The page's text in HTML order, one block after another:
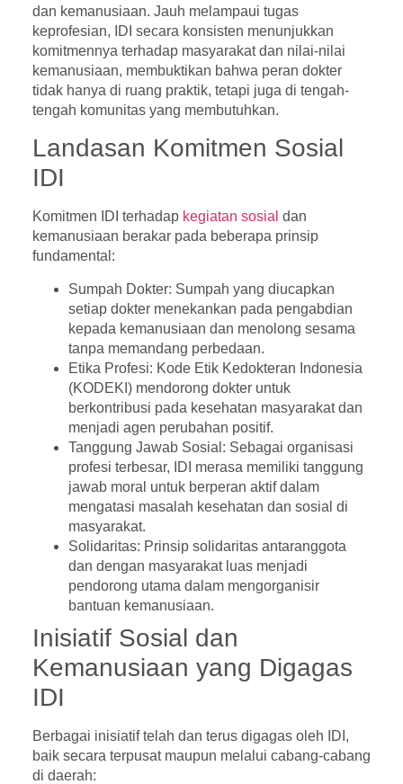
dan kemanusiaan. Jauh melampaui tugas
keprofesian, IDI secara konsisten menunjukkan
komitmennya terhadap masyarakat dan nilai-nilai
kemanusiaan, membuktikan bahwa peran dokter
tidak hanya di ruang praktik, tetapi juga di tengah-
tengah komunitas yang membutuhkan.
Landasan Komitmen Sosial
IDI
Komitmen IDI terhadap kegiatan sosial dan
kemanusiaan berakar pada beberapa prinsip
fundamental:
Sumpah Dokter: Sumpah yang diucapkan
setiap dokter menekankan pada pengabdian
kepada kemanusiaan dan menolong sesama
tanpa memandang perbedaan.
Etika Profesi: Kode Etik Kedokteran Indonesia
(KODEKI) mendorong dokter untuk
berkontribusi pada kesehatan masyarakat dan
menjadi agen perubahan positif.
Tanggung Jawab Sosial : Sebagai organisasi
profesi terbesar, IDI merasa memiliki tanggung
jawab moral untuk berperan aktif dalam
mengatasi masalah kesehatan dan sosial di
masyarakat.
Solidaritas: Prinsip solidaritas antaranggota
dan dengan masyarakat luas menjadi
pendorong utama dalam mengorganisir
bantuan kemanusiaan.
Inisiatif Sosial dan
Kemanusiaan yang Digagas
IDI
Berbagai inisiatif telah dan terus digagas oleh IDI,
baik secara terpusat maupun melalui cabang-cabang
di daerah: